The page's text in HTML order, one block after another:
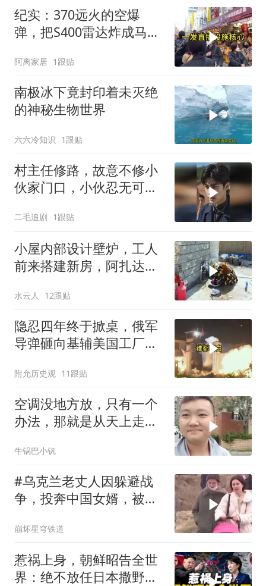
纪实：370远火的空爆
弹，把S400雷达炸成马蜂
了
阿离家居 1跟贴
南极冰下竟封印着未灭绝
的神秘生物世界
六六冷知识 1跟贴
村主任修路，故意不修小
伙家门口，小伙忍无可忍
二毛追剧 1跟贴
小屋内部设计壁炉，工人
前来搭建新房，阿扎达思
水云人 12跟贴
隐忍四年终于掀桌，俄军
导弹砸向基辅美国工厂，
附允历史观 11跟贴
空调没地方放，只有一个
办法，那就是从天上走，
牛锅巴小钒
#乌克兰老丈人因躲避战
争，投奔中国女婿，被眼
崩坏星穹铁道
惹祸上身，朝鲜昭告全世
界：绝不放任日本撒野！